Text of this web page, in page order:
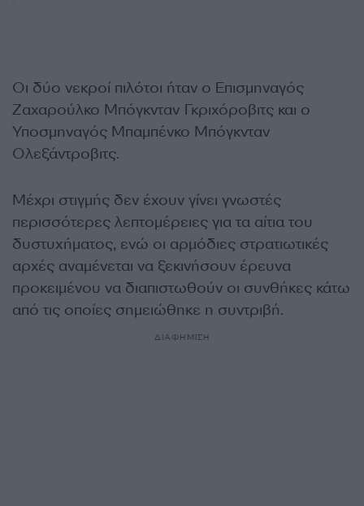
Οι δύο νεκροί πιλότοι ήταν ο Επισμηναγός
Ζαχαρούλκο Μπόγκνταν Γκριχόροβιτς και ο
Υποσμηναγός Μπαμπένκο Μπόγκνταν
Ολεξάντροβιτς.
Μέχρι στιγμής δεν έχουν γίνει γνωστές
περισσότερες λεπτομέρειες για τα αίτια του
δυστυχήματος, ενώ οι αρμόδιες στρατιωτικές
αρχές αναμένεται να ξεκινήσουν έρευνα
προκειμένου να διαπιστωθούν οι συνθήκες κάτω
από τις οποίες σημειώθηκε η συντριβή.
ΔΙΑΦΗΜΙΣΗ